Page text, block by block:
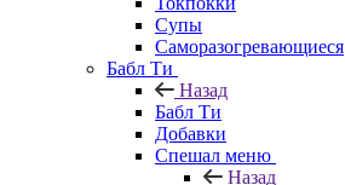
Супы
Саморазогревающиеся
Бабл Ти
Назад
Бабл Ти
Добавки
Спешал меню
Назад